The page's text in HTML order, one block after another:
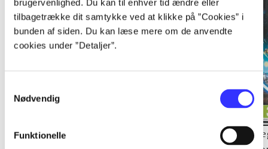
brugervenlighed. Du kan til enhver tid ændre eller
tilbagetrække dit samtykke ved at klikke på ”Cookies” i
bunden af siden. Du kan læse mere om de anvendte
cookies under ”Detaljer”.
Nødvendig
Funktionelle
Lego The lord of the
Transformers - dark of